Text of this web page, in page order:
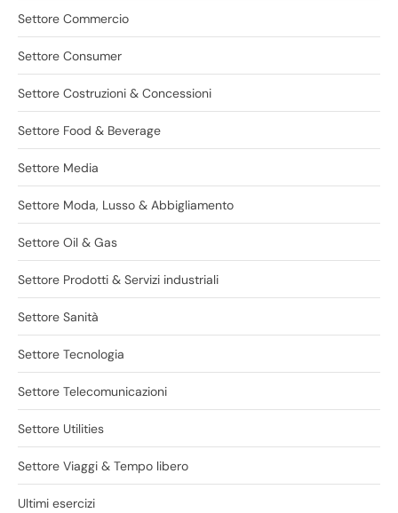
Settore Commercio
Settore Consumer
Settore Costruzioni & Concessioni
Settore Food & Beverage
Settore Media
Settore Moda, Lusso & Abbigliamento
Settore Oil & Gas
Settore Prodotti & Servizi industriali
Settore Sanità
Settore Tecnologia
Settore Telecomunicazioni
Settore Utilities
Settore Viaggi & Tempo libero
Ultimi esercizi